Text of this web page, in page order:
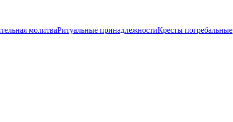
молитваРитуальные принадлежностиКресты погребальные